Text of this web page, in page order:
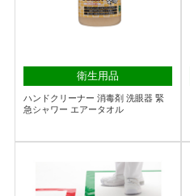
衛生用品
ハンドクリーナー 消毒剤 洗眼器 緊
急シャワー エアータオル